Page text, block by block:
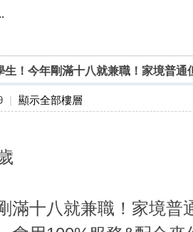
！今年剛滿十八就兼職！家境普通
| 顯示全部樓層
滿十八就兼職！家境